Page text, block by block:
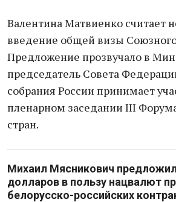
Валентина Матвиенко считает
введение общей визы Союзного
Предложение прозвучало в
председатель Совета
собрания России принимает
пленарном заседании III
стран.
Михаил Мясникович
долларов в пользу нацвалют
белорусско-российских